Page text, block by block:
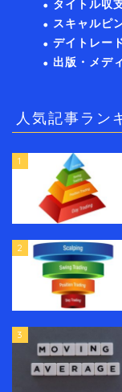
タイトル収
スキャルピ
デイトレー
出版・メデ
人気記事ラン
1
2
3